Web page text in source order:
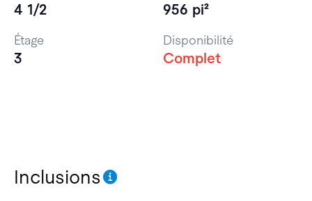
Inclusions
4 1/2 956 pi²
Étage
3
Disponibilité
Complet